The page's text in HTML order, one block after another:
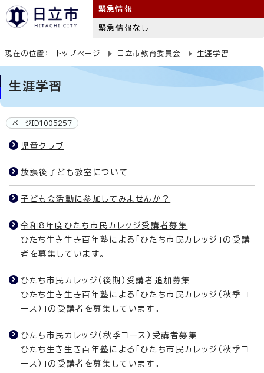
緊急情報
緊急情報なし
現在の位置： トップページ 日立市教育委員会 生涯学習
生涯学習
ページID1005257
児童クラブ
放課後子ども教室について
子ども会活動に参加してみませんか？
令和8年度ひたち市民カレッジ受講者募集
ひたち生き生き百年塾による「ひたち市民カレッジ」の受講
者を募集しています。
ひたち市民カレッジ（後期）受講者追加募集
ひたち生き生き百年塾による「ひたち市民カレッジ（秋季コ
ース）」の受講者を募集しています。
ひたち市民カレッジ（秋季コース）受講者募集
ひたち生き生き百年塾による「ひたち市民カレッジ（秋季コ
ース）」の受講者を募集しています。